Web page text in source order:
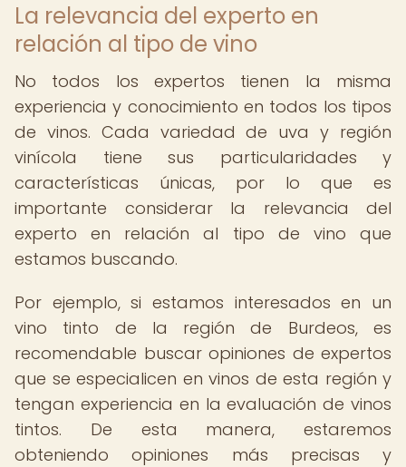
La relevancia del experto en
relación al tipo de vino
No todos los expertos tienen la misma
experiencia y conocimiento en todos los tipos
de vinos. Cada variedad de uva y región
vinícola tiene sus particularidades y
características únicas, por lo que es
importante considerar la relevancia del
experto en relación al tipo de vino que
estamos buscando.
Por ejemplo, si estamos interesados en un
vino tinto de la región de Burdeos, es
recomendable buscar opiniones de expertos
que se especialicen en vinos de esta región y
tengan experiencia en la evaluación de vinos
tintos. De esta manera, estaremos
obteniendo opiniones más precisas y